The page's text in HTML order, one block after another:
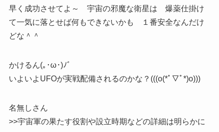
早く成功させてよ～ 宇宙の邪魔な衛星は 爆薬仕掛け
て一気に落とせば何もできないかも １番安全なんだけ
どな＾＾
かけるん(｡･ω･)ﾉﾞ
いよいよUFOが実戦配備されるのかな？(((o(*ﾟ▽ﾟ*)o)))
名無しさん
>>宇宙軍の果たす役割や設立時期などの詳細は明らかに